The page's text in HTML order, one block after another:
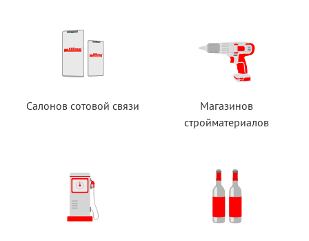
Салонов сотовой связи
Магазинов
стройматериалов